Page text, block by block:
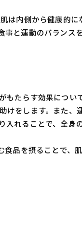
内側から健康的に
と運動のバランス
たらす効果につい
をします。また
れることで、全
品を摂ることで、